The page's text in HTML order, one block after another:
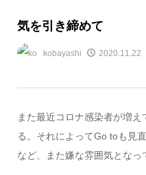
気を引き締めて
kobayashi 2020.11.22
また最近コロナ感染者が増
る。それによってGo toも見
など、また嫌な雰囲気となっ